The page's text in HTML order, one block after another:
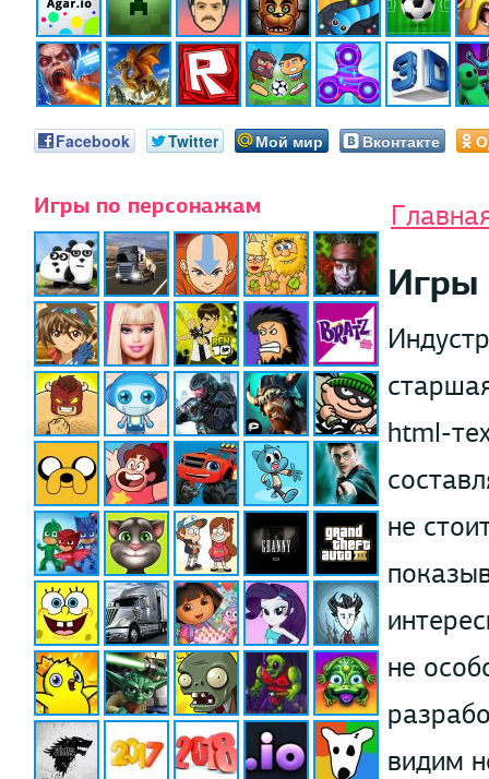
Facebook Twitter Мой мир Вконтакте
Игры по персонажам
Игры
html-
не
не
видим